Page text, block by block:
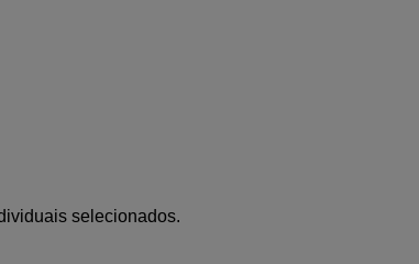
selecionados.